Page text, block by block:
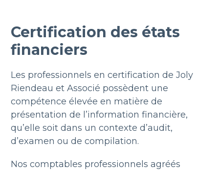
Certification des états
financiers
Les professionnels en certification de Joly
Riendeau et Associé possèdent une
compétence élevée en matière de
présentation de l’information financière,
qu’elle soit dans un contexte d’audit,
d’examen ou de compilation.
Nos comptables professionnels agréés